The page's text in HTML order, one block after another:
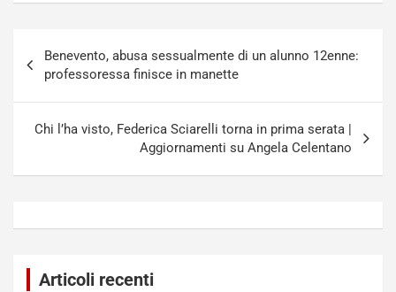
articoli
Benevento, abusa sessualmente di un alunno 12enne:
professoressa finisce in manette
Chi l’ha visto, Federica Sciarelli torna in prima serata |
Aggiornamenti su Angela Celentano
Articoli recenti